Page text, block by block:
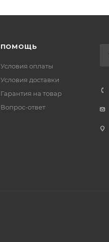
ПОМОЩЬ
Условия оплаты
Условия доставки
Гарантия на товар
Вопрос-ответ